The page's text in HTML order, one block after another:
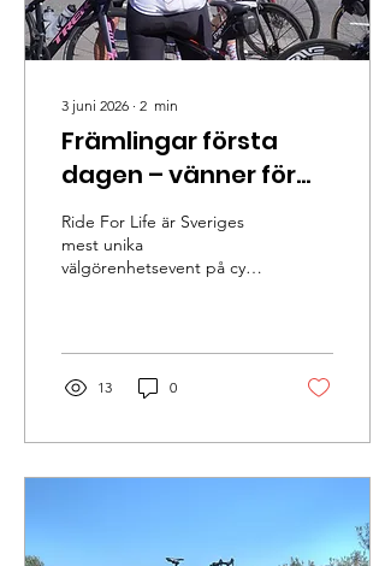
3 juni 2026 ∙ 2 min
Främlingar första
dagen – vänner för
livet vid målgång
Ride For Life är Sveriges
mest unika
välgörenhetsevent på cykel
Göteborg
13 0